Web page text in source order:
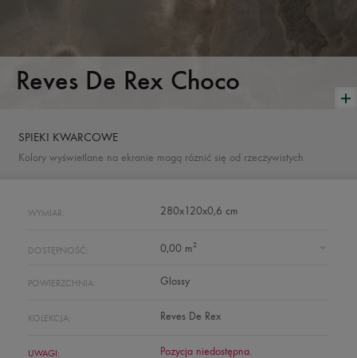
Reves De Rex Choco
SPIEKI KWARCOWE
Kolory wyświetlane na ekranie mogą róznić się od rzeczywistych
WYMIAR: 280x120x0,6 cm
DOSTĘPNOŚĆ: 0,00 m2
POWIERZCHNIA: Glossy
KOLEKCJA: Reves De Rex
UWAGI: Pozycja niedostępna.